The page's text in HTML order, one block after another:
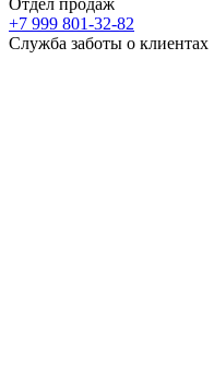
Отдел продаж
+7 999 801-32-82
Служба заботы о клиентах